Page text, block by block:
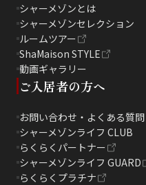
シャーメゾンとは
シャーメゾンセレクション
ルームツアー
ShaMaison STYLE
動画ギャラリー
ご入居者の方へ
お問い合わせ・よくある質問
シャーメゾンライフ CLUB
らくらくパートナー
シャーメゾンライフ GUARD
らくらくプラチナ